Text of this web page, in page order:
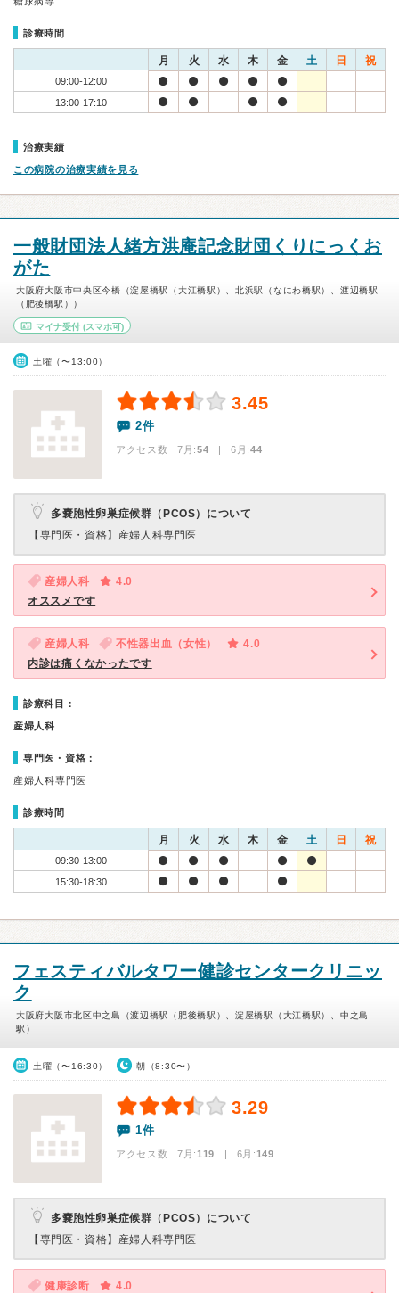
診療時間
月 火 水 木 金 土 日 祝
09:00-12:00
13:00-17:10
治療実績
この病院の治療実績を見る
一般財団法人緒方洪庵記念財団くりにっくお
がた
大阪府大阪市中央区今橋（淀屋橋駅（大江橋駅）、北浜駅（なにわ橋駅）、渡辺橋駅
（肥後橋駅））
マイナ受付 (スマホ可)
土曜（〜13:00）
3.45
2件
アクセス数 7月:54 | 6月:44
多嚢胞性卵巣症候群（PCOS）について
【専門医・資格】 産婦人科専門医
産婦人科
4.0
オススメです
産婦人科 不性器出血（女性）
4.0
内診は痛くなかったです
診療科目：
産婦人科
専門医・資格：
産婦人科専門医
診療時間
月 火 水 木 金 土 日 祝
09:30-13:00
15:30-18:30
フェスティバルタワー健診センタークリニッ
ク
大阪府大阪市北区中之島（渡辺橋駅（肥後橋駅）、淀屋橋駅（大江橋駅）、中之島
駅）
土曜（〜16:30） 朝（8:30〜）
3.29
1件
アクセス数 7月:119 | 6月:149
多嚢胞性卵巣症候群（PCOS）について
【専門医・資格】 産婦人科専門医
健康診断
4.0